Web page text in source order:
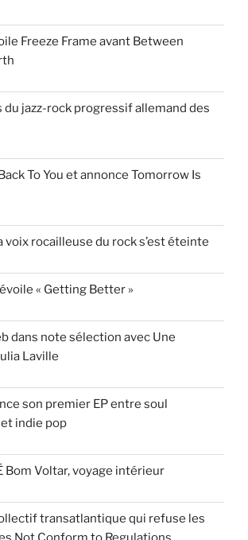
Freeze Frame avant Between
du jazz-rock progressif allemand des
To You et annonce Tomorrow Is
voix rocailleuse du rock s’est éteinte
« Getting Better »
dans note sélection avec Une
Laville
son premier EP entre soul
indie pop
Bom Voltar, voyage intérieur
transatlantique qui refuse les